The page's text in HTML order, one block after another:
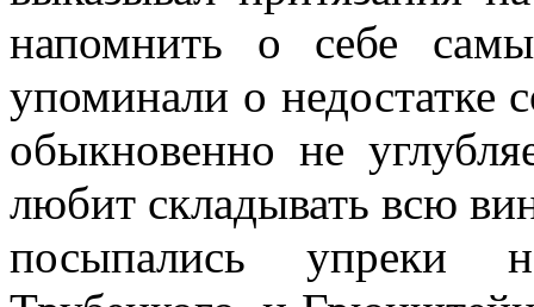
напомнить о себе
упоминали о недостатке
обыкновенно не
любит складывать всю
посыпались упреки